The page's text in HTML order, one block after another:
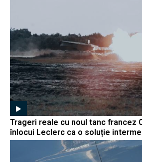
Trageri reale cu noul tanc francez
înlocui Leclerc ca o soluție